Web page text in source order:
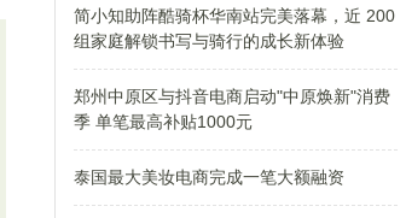
简小知助阵酷骑杯华南站完美落幕，近 200
组家庭解锁书写与骑行的成长新体验
郑州中原区与抖音电商启动"中原焕新"消费
季 单笔最高补贴1000元
泰国最大美妆电商完成一笔大额融资